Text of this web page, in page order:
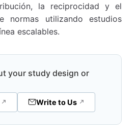
la reciprocidad y el
normas utilizando estudios
escalables.
your study design or
Write to Us